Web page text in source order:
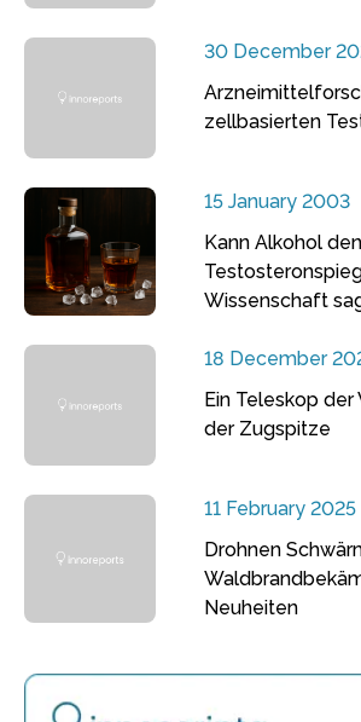
30 December
zellbasierten
15 January 2003
Kann Alkohol den
Wissenschaft
18 December
Ein Teleskop
der Zugspitze
11 February 2025
Drohnen
Neuheiten